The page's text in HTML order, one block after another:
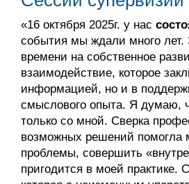
«16 октября 2025г. у нас
события мы ждали много лет.
времени на собственное
взаимодействие, которое
информацией, но и в
смыслового опыта. Я думаю,
только со мной. Сверка
возможных решений помогла
проблемы, совершить
пригодится в моей